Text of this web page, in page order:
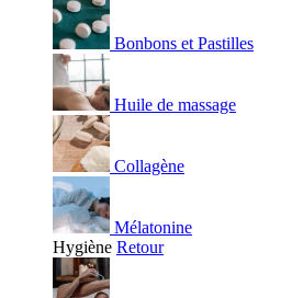
Bonbons et Pastilles
Huile de massage
Collagène
Mélatonine
Hygiène Retour